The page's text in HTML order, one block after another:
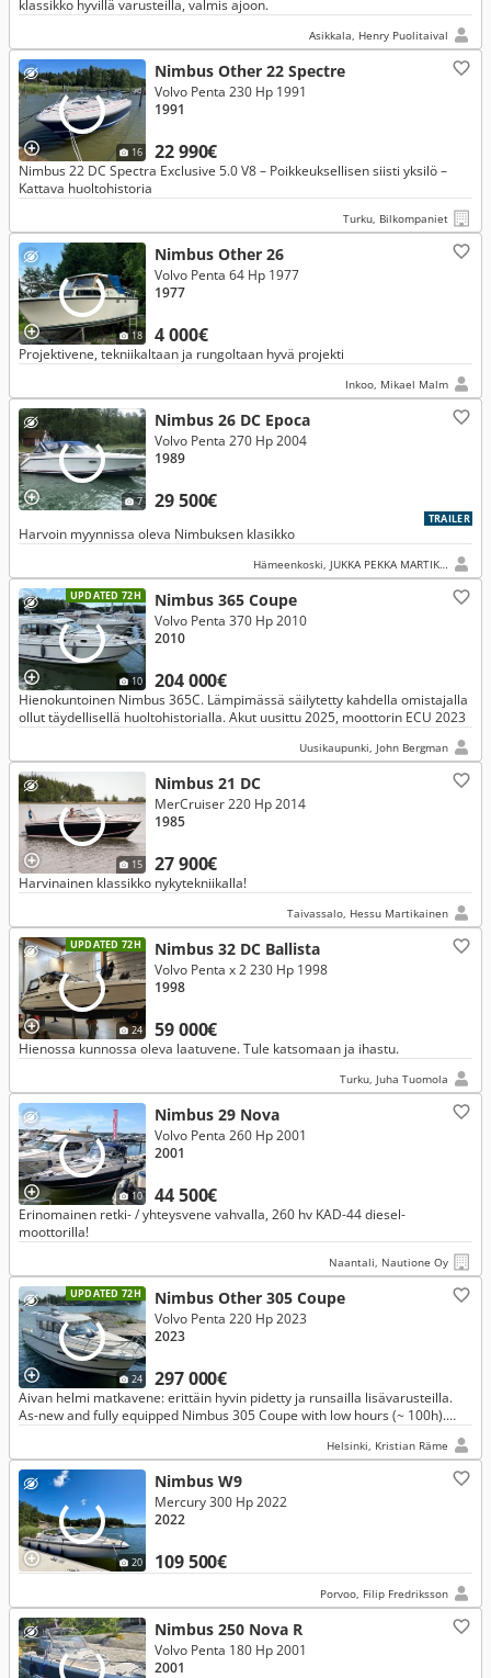
klassikko hyvillä varusteilla, valmis ajoon.
Asikkala, Henry Puolitaival
16
Nimbus Other 22 Spectre
22 990€
Volvo Penta 230 Hp 1991
1991
Nimbus 22 DC Spectra Exclusive 5.0 V8 – Poikkeuksellisen siisti yksilö –
Kattava huoltohistoria
Turku, Bilkompaniet
18
Nimbus Other 26
4 000€
Volvo Penta 64 Hp 1977
1977
Projektivene, tekniikaltaan ja rungoltaan hyvä projekti
Inkoo, Mikael Malm
7
Nimbus 26 DC Epoca
29 500€
Volvo Penta 270 Hp 2004
1989
TRAILER
Harvoin myynnissa oleva Nimbuksen klasikko
Hämeenkoski, JUKKA PEKKA MARTIKAINEN
UPDATED 72H
10
Nimbus 365 Coupe
204 000€
Volvo Penta 370 Hp 2010
2010
Hienokuntoinen Nimbus 365C. Lämpimässä säilytetty kahdella omistajalla
ollut täydellisellä huoltohistorialla. Akut uusittu 2025, moottorin ECU 2023
Uusikaupunki, John Bergman
15
Nimbus 21 DC
27 900€
MerCruiser 220 Hp 2014
1985
Harvinainen klassikko nykytekniikalla!
Taivassalo, Hessu Martikainen
UPDATED 72H
24
Nimbus 32 DC Ballista
59 000€
Volvo Penta x 2 230 Hp 1998
1998
Hienossa kunnossa oleva laatuvene. Tule katsomaan ja ihastu.
Turku, Juha Tuomola
10
Nimbus 29 Nova
44 500€
Volvo Penta 260 Hp 2001
2001
Erinomainen retki- / yhteysvene vahvalla, 260 hv KAD-44 diesel-
moottorilla!
Naantali, Nautione Oy
UPDATED 72H
24
Nimbus Other 305 Coupe
297 000€
Volvo Penta 220 Hp 2023
2023
Aivan helmi matkavene: erittäin hyvin pidetty ja runsailla lisävarusteilla.
As-new and fully equipped Nimbus 305 Coupe with low hours (~ 100h).
Helsinki, Kristian Räme
20
Nimbus W9
109 500€
Mercury 300 Hp 2022
2022
Porvoo, Filip Fredriksson
Nimbus 250 Nova R
Volvo Penta 180 Hp 2001
2001